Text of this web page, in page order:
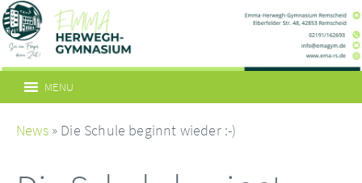
MENU
News» Die Schule beginnt wieder :-)